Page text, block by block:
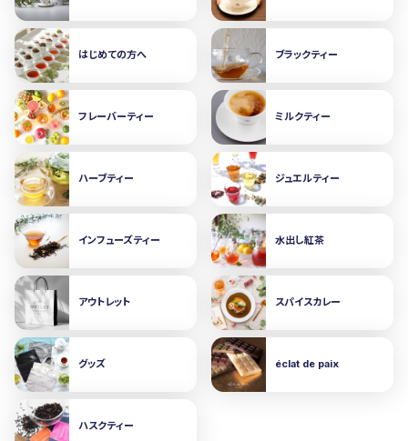
はじめての方へ ブラックティー
フレーバーティー ミルクティー
ハーブティー ジュエルティー
インフューズティー 水出し紅茶
アウトレット スパイスカレー
グッズ éclat de paix
ハスクティー